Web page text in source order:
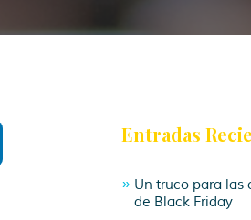
Entradas
Un truco para las
de Black Friday